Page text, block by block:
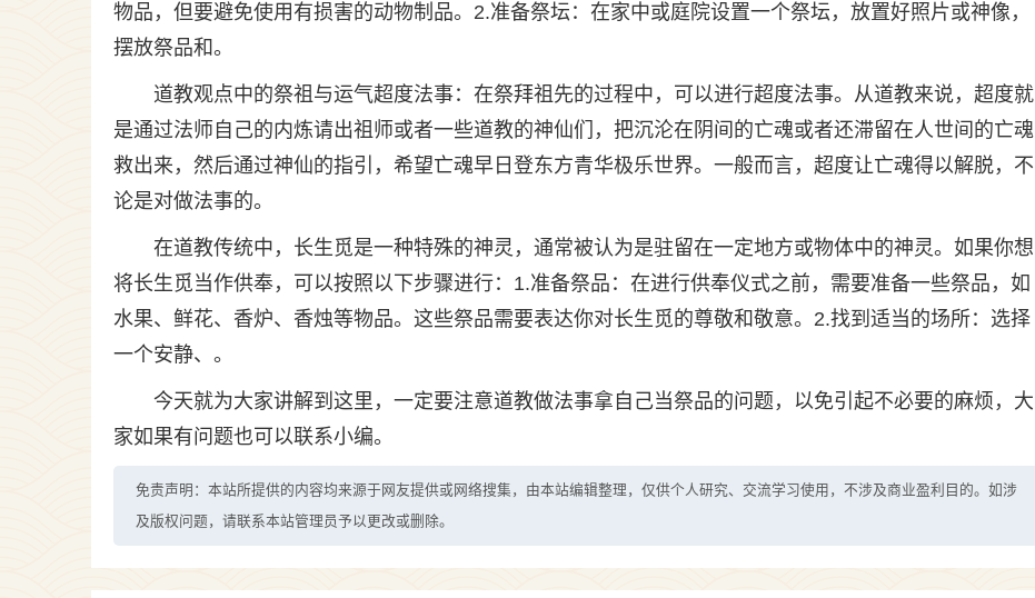
物品，但要避免使用有损害的动物制品。2.准备祭坛：在家中或庭院设置一个祭坛，放置好照片或神像，
摆放祭品和。
道教观点中的祭祖与运气超度法事：在祭拜祖先的过程中，可以进行超度法事。从道教来说，超度就
是通过法师自己的内炼请出祖师或者一些道教的神仙们，把沉沦在阴间的亡魂或者还滞留在人世间的亡魂
救出来，然后通过神仙的指引，希望亡魂早日登东方青华极乐世界。一般而言，超度让亡魂得以解脱，不
论是对做法事的。
在道教传统中，长生觅是一种特殊的神灵，通常被认为是驻留在一定地方或物体中的神灵。如果你想
将长生觅当作供奉，可以按照以下步骤进行：1.准备祭品：在进行供奉仪式之前，需要准备一些祭品，如
水果、鲜花、香炉、香烛等物品。这些祭品需要表达你对长生觅的尊敬和敬意。2.找到适当的场所：选择
一个安静、。
今天就为大家讲解到这里，一定要注意道教做法事拿自己当祭品的问题，以免引起不必要的麻烦，大
家如果有问题也可以联系小编。
免责声明：本站所提供的内容均来源于网友提供或网络搜集，由本站编辑整理，仅供个人研究、交流学习使用，不涉及商业盈利目的。如涉
及版权问题，请联系本站管理员予以更改或删除。